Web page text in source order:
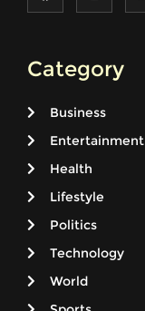
Category
Business
Entertainment
Health
Lifestyle
Politics
Technology
World